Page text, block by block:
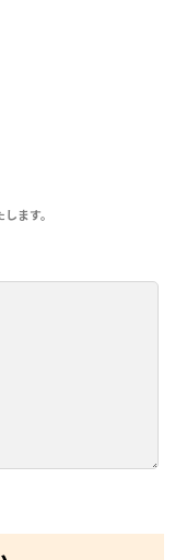
ます。